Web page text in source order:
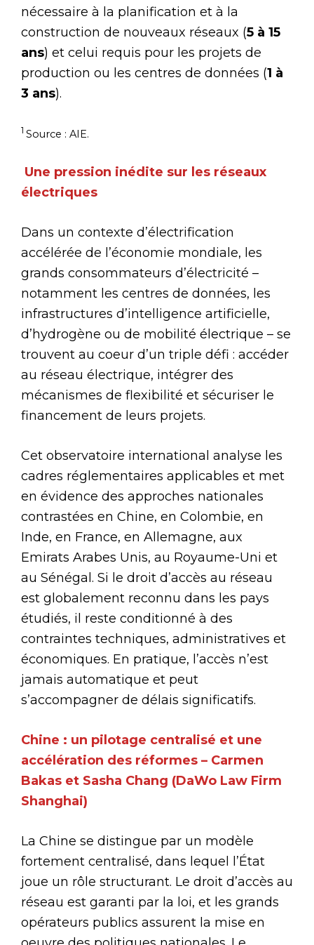
nécessaire à la planification et à la
construction de nouveaux réseaux (5 à 15
ans) et celui requis pour les projets de
production ou les centres de données (1 à
3 ans).
1 Source : AIE.
Une pression inédite sur les réseaux
électriques
Dans un contexte d’électrification
accélérée de l’économie mondiale, les
grands consommateurs d’électricité –
notamment les centres de données, les
infrastructures d’intelligence artificielle,
d’hydrogène ou de mobilité électrique – se
trouvent au coeur d’un triple défi : accéder
au réseau électrique, intégrer des
mécanismes de flexibilité et sécuriser le
financement de leurs projets.
Cet observatoire international analyse les
cadres réglementaires applicables et met
en évidence des approches nationales
contrastées en Chine, en Colombie, en
Inde, en France, en Allemagne, aux
Emirats Arabes Unis, au Royaume-Uni et
au Sénégal. Si le droit d’accès au réseau
est globalement reconnu dans les pays
étudiés, il reste conditionné à des
contraintes techniques, administratives et
économiques. En pratique, l’accès n’est
jamais automatique et peut
s’accompagner de délais significatifs.
Chine : un pilotage centralisé et une
accélération des réformes – Carmen
Bakas et Sasha Chang (DaWo Law Firm
Shanghai)
La Chine se distingue par un modèle
fortement centralisé, dans lequel l’État
joue un rôle structurant. Le droit d’accès au
réseau est garanti par la loi, et les grands
opérateurs publics assurent la mise en